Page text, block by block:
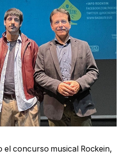
el concurso musical Rockein,